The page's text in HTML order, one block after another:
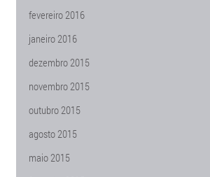
fevereiro 2016
janeiro 2016
dezembro 2015
novembro 2015
outubro 2015
agosto 2015
maio 2015